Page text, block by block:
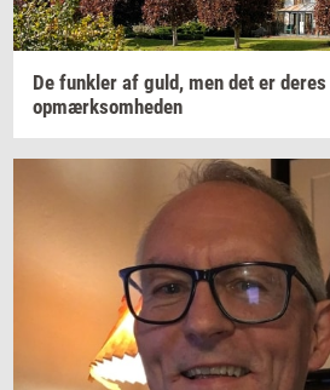
De funk­ler af guld, men det er deres
op­mærk­som­he­den